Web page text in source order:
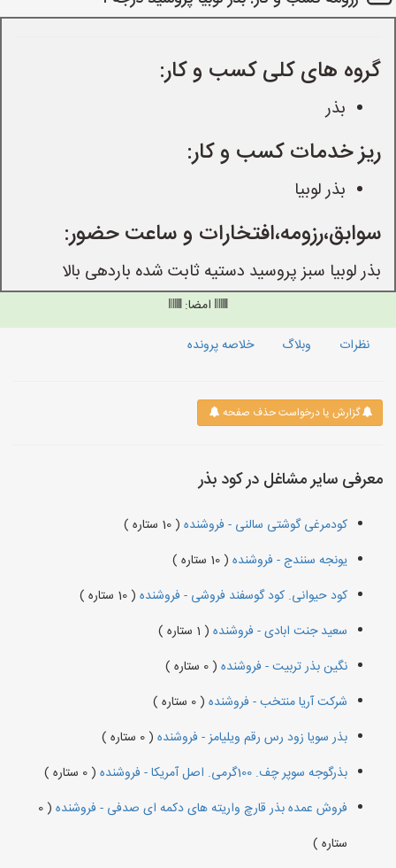
گروه های کلی کسب و کار:
بذر
ریز خدمات کسب و کار:
بذر لوبیا
سوابق،رزومه،افتخارات و ساعت حضور:
بذر لوبیا سبز پروسید دستیه ثابت شده باردهی بالا
امضا:
نظرات
وبلاگ خلاصه پرونده
گزارش یا درخواست حذف صفحه
معرفی سایر مشاغل در کود بذر
کودمرغی گوشتی سالنی - فروشنده ( 10 ستاره )
یونجه سنندج - فروشنده ( 10 ستاره )
کود حیوانی. کود گوسفند فروشی - فروشنده ( 10 ستاره )
سعید جنت ابادی - فروشنده ( 1 ستاره )
نگین بذر تربیت - فروشنده ( 0 ستاره )
شرکت آریا منتخب - فروشنده ( 0 ستاره )
بذر سویا زود رس رقم ویلیامز - فروشنده ( 0 ستاره )
بذرگوجه‌ سوپر چف. 100گرمی. اصل آمریکا - فروشنده
( 0 ستاره )
فروش عمده بذر قارچ واریته های دکمه ای صدفی - فروشنده ( 0
ستاره )